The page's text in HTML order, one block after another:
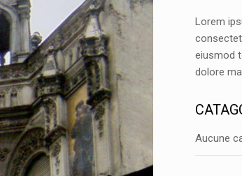
Lorem
eiusmod
dolore
Aucune